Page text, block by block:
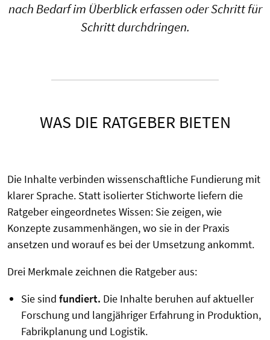
nach Bedarf im Überblick erfassen oder Schritt für
Schritt durchdringen.
WAS DIE RATGEBER BIETEN
Die Inhalte verbinden wissenschaftliche Fundierung mit
klarer Sprache. Statt isolierter Stichworte liefern die
Ratgeber eingeordnetes Wissen: Sie zeigen, wie
Konzepte zusammenhängen, wo sie in der Praxis
ansetzen und worauf es bei der Umsetzung ankommt.
Drei Merkmale zeichnen die Ratgeber aus:
Sie sind fundiert. Die Inhalte beruhen auf aktueller
Forschung und langjähriger Erfahrung in Produktion,
Fabrikplanung und Logistik.